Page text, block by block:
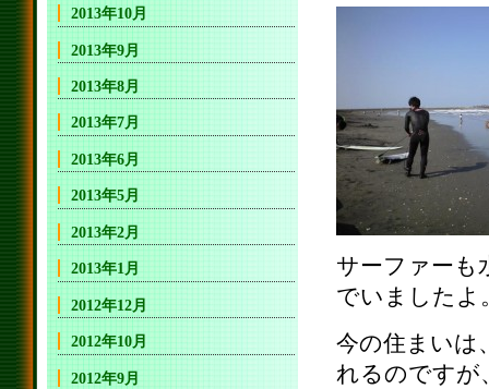
サーファーも
でいましたよ
今の住まいは
れるのですが
2013年10月
2013年9月
2013年8月
2013年7月
2013年6月
2013年5月
2013年2月
2013年1月
2012年12月
2012年10月
2012年9月